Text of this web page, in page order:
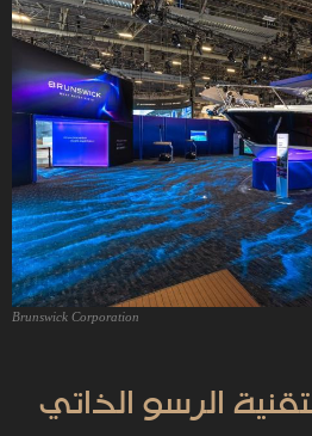
Brunswick Corporation
الرسو الذاتي